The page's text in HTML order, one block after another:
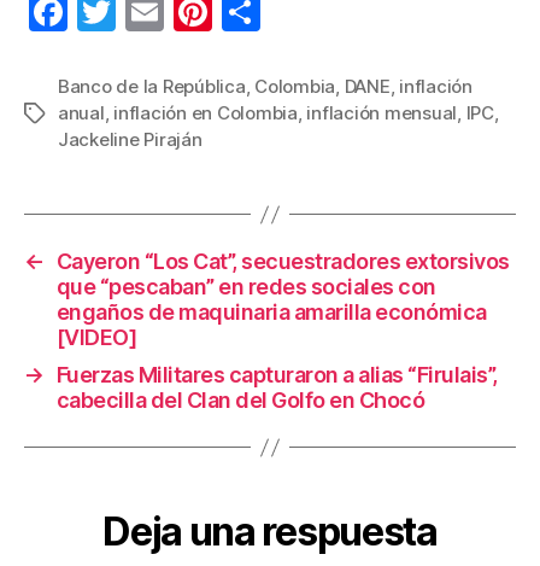
F
c
e
o
o
k
T
tt
er
E
ail
Pi
er
e
m
p
tir
Etiquetas
Banco de la República, Colombia, DANE, inflación
anual, inflación en Colombia, inflación mensual, IPC,
Jackeline Piraján
←
Cayeron “Los Cat”, secuestradores extorsivos
que “pescaban” en redes sociales con
engaños de maquinaria amarilla económica
[VIDEO]
→
Fuerzas Militares capturaron a alias “Firulais”,
cabecilla del Clan del Golfo en Chocó
Deja una respuesta